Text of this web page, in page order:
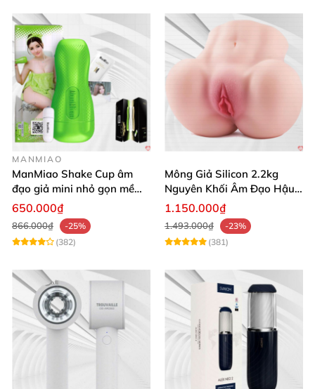
MANMIAO
ManMiao Shake Cup âm
đạo giả mini nhỏ gọn mềm
mịn
650.000₫
866.000₫
-25%
(382)
Mông Giả Silicon 2.2kg
Nguyên Khối Âm Đạo Hậu
Môn Siêu Thật
1.150.000₫
1.493.000₫
-23%
(381)